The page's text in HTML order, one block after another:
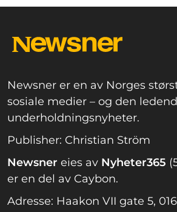
Newsner er en av Norges
sosiale medier – og den
underholdningsnyheter.
Publisher: Christian Ström
Newsner eies av Nyheter365
er en del av Caybon.
Adresse: Haakon VII gate 5,